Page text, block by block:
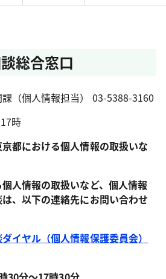
総合窓口
（個人情報担当） 03-5388-3160
時
都における個人情報の取扱いな
人情報の取扱いなど、個人情報
、以下の連絡先にお問い合わせ
イヤル（個人情報保護委員会）